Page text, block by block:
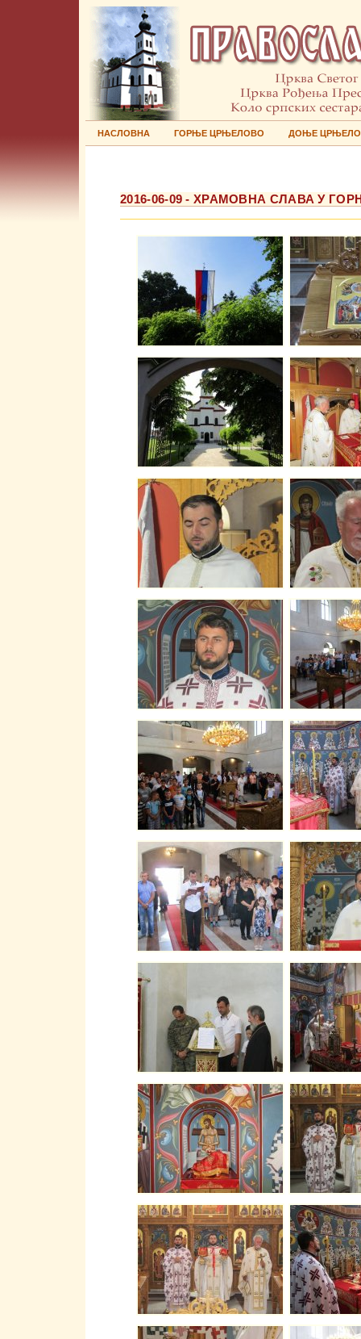
НАСЛОВНА ГОРЊЕ ЦРЊЕЛОВО ДОЊЕ
2016-06-09 - ХРАМОВНА СЛАВА У